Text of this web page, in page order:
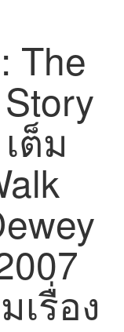
The
ต็ม
เรื่อง